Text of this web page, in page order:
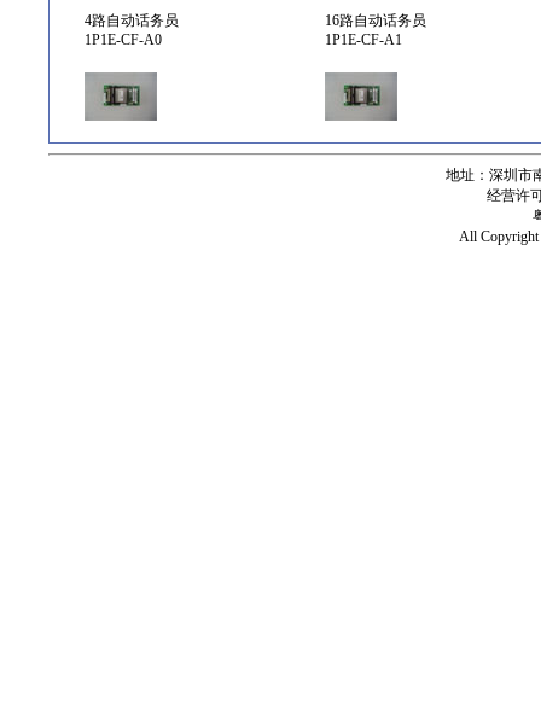
4路自动话务员
1P1E-CF-A0
16路自动话务员
1P1E-CF-A1
地址：深圳市
经营许
All